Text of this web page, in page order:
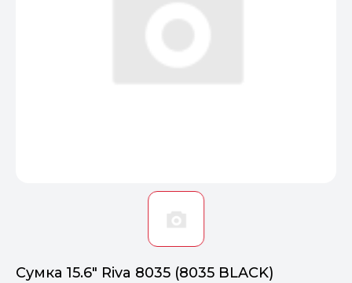
Сумка 15.6" Riva 8035 (8035 BLACK)